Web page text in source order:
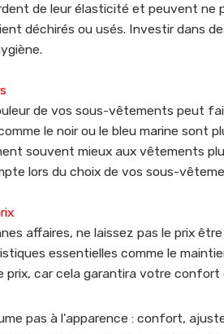
de leur élasticité et peuvent ne
déchirés ou usés. Investir dans
de vos sous-vêtements peut
le noir ou le bleu marine sont
souvent mieux aux vêtements
lors du choix de vos sous-
affaires, ne laissez pas le prix
essentielles comme le
car cela garantira votre
pas à l'apparence : confort,